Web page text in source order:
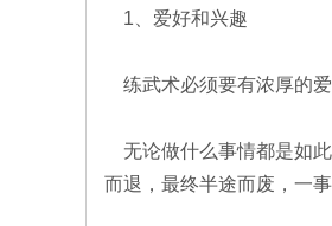
1、爱好和兴趣
练武术必须要有浓厚的爱
无论做什么事情都是如
而退，最终半途而废，一